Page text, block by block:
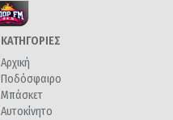
ΚΑΤΗΓΟΡΙΕΣ
Αρχική
Ποδόσφαιρο
Μπάσκετ
Αυτοκίνητο